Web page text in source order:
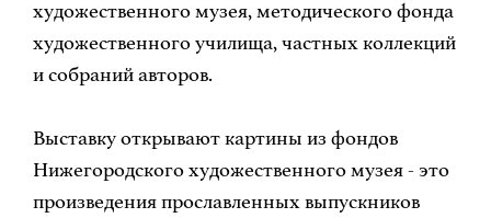
художественного музея, методического фонда
художественного училища, частных коллекций
и собраний авторов.
Выставку открывают картины из фондов
Нижегородского художественного музея - это
произведения прославленных выпускников